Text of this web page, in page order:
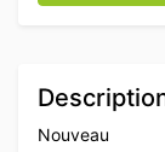
Nouveau